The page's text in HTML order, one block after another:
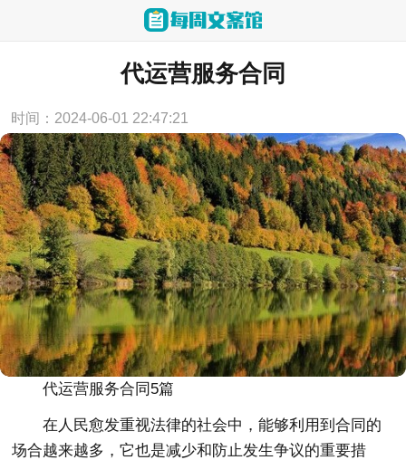
当前位置： 首页 > 合同范本
代运营服务合同
时间：2024-06-01 22:47:21
代运营服务合同5篇
在人民愈发重视法律的社会中，能够利用到合同的
场合越来越多，它也是减少和防止发生争议的重要措